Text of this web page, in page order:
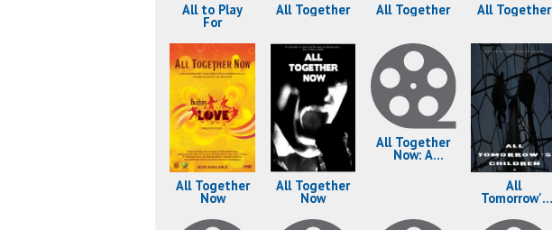
All to Play
For
All Together All Together All Together
All Together
Now
All Together
Now
All Together
Now: A
All
Tomorrow's